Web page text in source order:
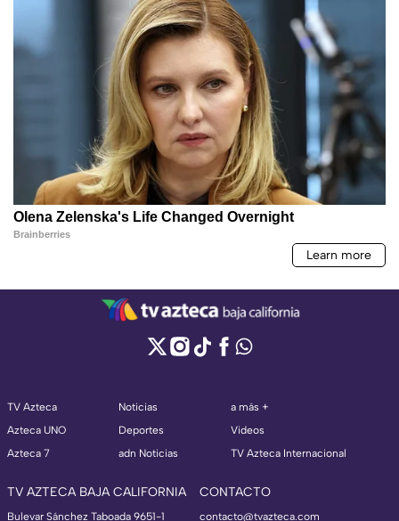
TV Azteca
Azteca UNO
Azteca 7
Noticias
Deportes
adn Noticias
a más +
Videos
TV Azteca Internacional
TV AZTECA BAJA CALIFORNIA
Bulevar Sánchez Taboada 9651-1
CONTACTO
contacto@tvazteca.com